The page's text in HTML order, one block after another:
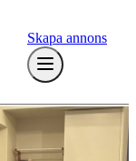
Skapa annons